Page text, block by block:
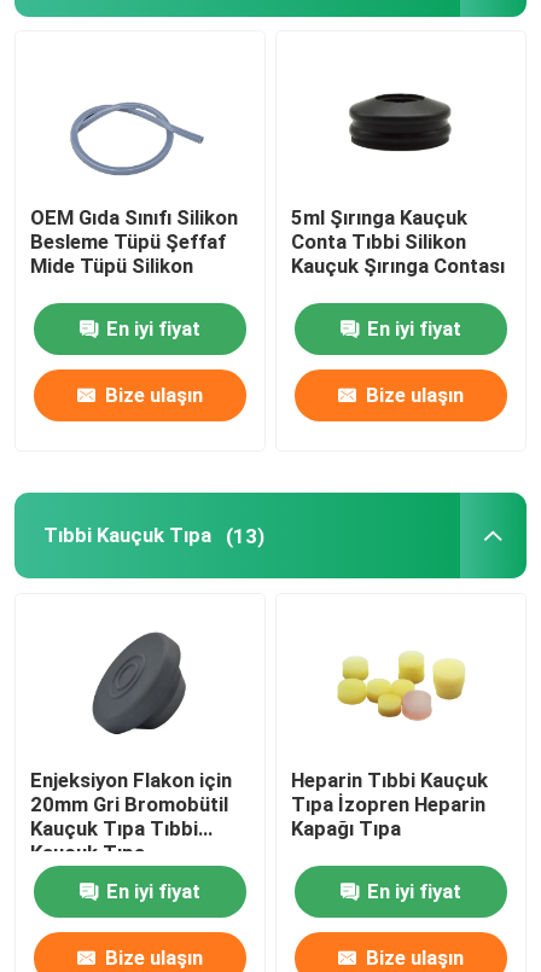
Kalite kontrol
Bize ulaşın
Teklif isteği
Tıbbi Silikon Kauçuk
Kauçuk Şırınga Pistonu
Kan Alma Aksesuarları
Önceden Doldurulmuş Şırınga Parçaları
Halojenli Bütil Kauçuk
OEM Gıda Sınıfı Silikon
Besleme Tüpü Şeffaf
Mide Tüpü Silikon
En iyi fiyat
Bize ulaşın
5ml Şırınga Kauçuk
Conta Tıbbi Silikon
Kauçuk Şırınga Contası
En iyi fiyat
Bize ulaşın
Tıbbi Kauçuk Tıpa (13)
Enjeksiyon Flakon için
20mm Gri Bromobütil
Kauçuk Tıpa Tıbbi
Kauçuk Tıpa
En iyi fiyat
Bize ulaşın
Heparin Tıbbi Kauçuk
Tıpa İzopren Heparin
Kapağı Tıpa
En iyi fiyat
Bize ulaşın